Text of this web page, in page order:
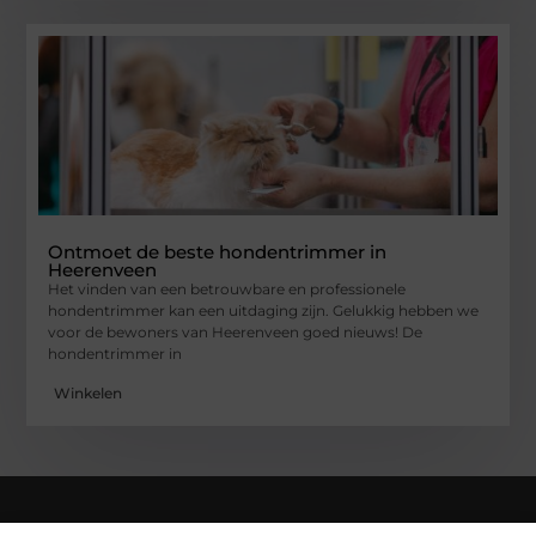
Ontmoet de beste hondentrimmer in
Heerenveen
Het vinden van een betrouwbare en professionele
hondentrimmer kan een uitdaging zijn. Gelukkig hebben we
voor de bewoners van Heerenveen goed nieuws! De
hondentrimmer in
Winkelen